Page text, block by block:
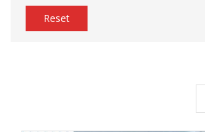
Reset